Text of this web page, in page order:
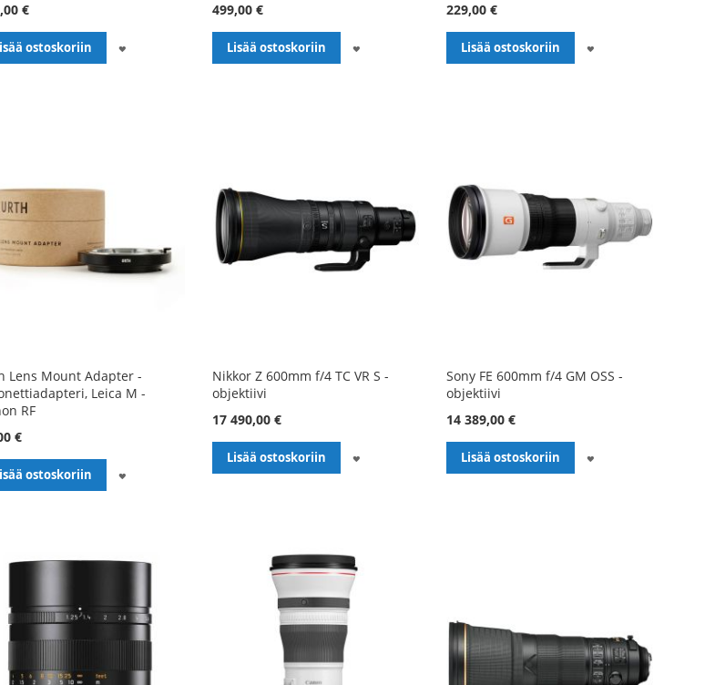
€
ostoskoriin
499,00 €
Lisää ostoskoriin
229,00 €
Lisää ostoskoriin
Lens Mount Adapter -
Leica M -
RF
€
ostoskoriin
Nikkor Z 600mm f/4 TC VR S -
objektiivi
17 490,00 €
Lisää ostoskoriin
Sony FE 600mm f/4 GM OSS -
objektiivi
14 389,00 €
Lisää ostoskoriin